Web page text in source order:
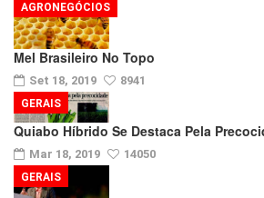
Mel Brasileiro No Topo
Set 18, 2019 8941
AGRONEGÓCIOS
Quiabo Híbrido Se Destaca Pela
Mar 18, 2019 14050
GERAIS
GERAIS